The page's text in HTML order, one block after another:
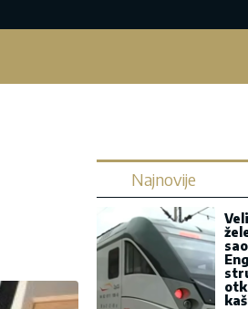
Najnovije